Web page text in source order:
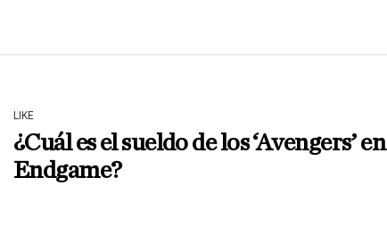
LIKE
¿Cuál es el sueldo de los ‘Avengers’ en
Endgame?